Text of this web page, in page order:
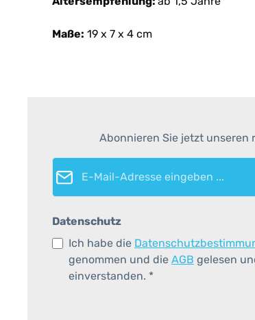
Maße: 19 x 7 x 4 cm
Abonnieren Sie jetzt unseren
E-Mail-Adresse*
Datenschutz
Ich habe die
genommen und die AGB gelesen
einverstanden. *